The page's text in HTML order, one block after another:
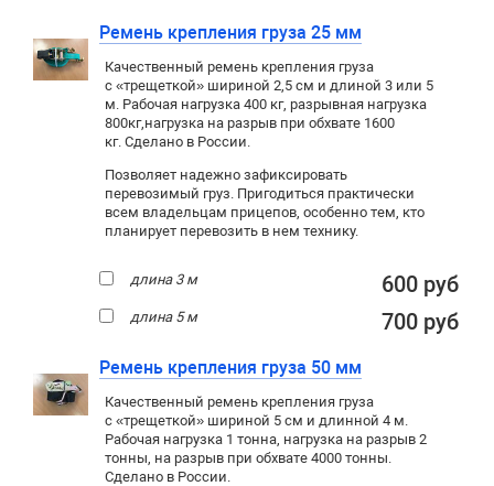
Ремень крепления груза 25 мм
Качественный ремень крепления груза
с «трещеткой» шириной 2,5 см и длиной 3 или 5
м. Рабочая нагрузка 400 кг, разрывная нагрузка
800кг,нагрузка на разрыв при обхвате 1600
кг. Сделано в России.
Позволяет надежно зафиксировать
перевозимый груз. Пригодиться практически
всем владельцам прицепов, особенно тем, кто
планирует перевозить в нем технику.
длина 3 м 600 руб
длина 5 м 700 руб
Ремень крепления груза 50 мм
Качественный ремень крепления груза
с «трещеткой» шириной 5 см и длинной 4 м.
Рабочая нагрузка 1 тонна, нагрузка на разрыв 2
тонны, на разрыв при обхвате 4000 тонны.
Сделано в России.